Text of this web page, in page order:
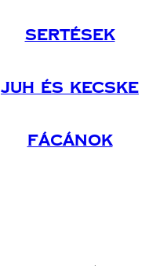
Sertések
Juh És Kecske
Fácánok